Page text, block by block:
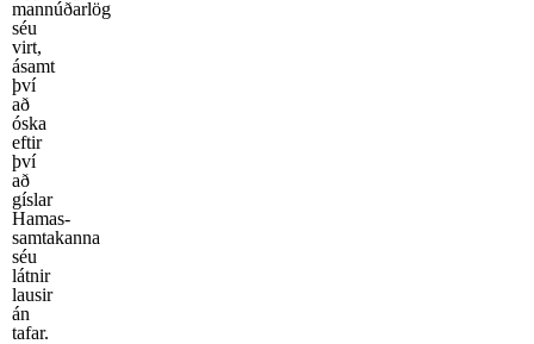
mannúðarlög
séu
virt,
ásamt
því
að
óska
eftir
því
að
gíslar
Hamas-
samtakanna
séu
látnir
lausir
án
tafar.